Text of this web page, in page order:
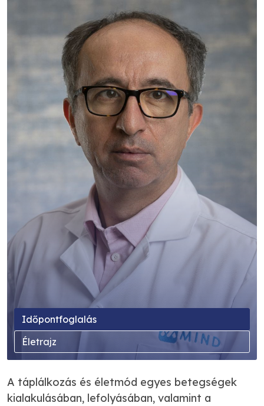
Időpontfoglalás
Életrajz
A táplálkozás és életmód egyes betegségek
kialakulásában, lefolyásában, valamint a